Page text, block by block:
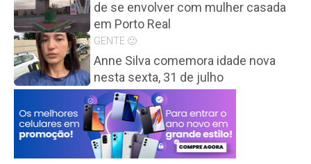
de se envolver com mulher casada
em Porto Real
GENTE 🙂
Anne Silva comemora idade nova
nesta sexta, 31 de julho